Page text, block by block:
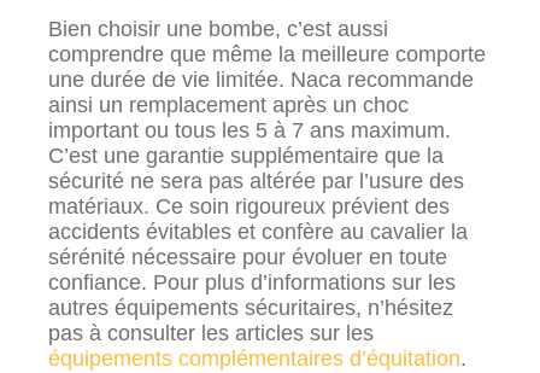
Bien choisir une bombe, c’est aussi
comprendre que même la meilleure comporte
une durée de vie limitée. Naca recommande
ainsi un remplacement après un choc
important ou tous les 5 à 7 ans maximum.
C’est une garantie supplémentaire que la
sécurité ne sera pas altérée par l’usure des
matériaux. Ce soin rigoureux prévient des
accidents évitables et confère au cavalier la
sérénité nécessaire pour évoluer en toute
confiance. Pour plus d’informations sur les
autres équipements sécuritaires, n’hésitez
pas à consulter les articles sur les
équipements complémentaires d’équitation.